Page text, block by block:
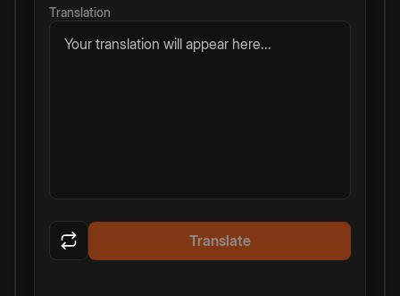
Translation
Your translation will appear here...
Translate